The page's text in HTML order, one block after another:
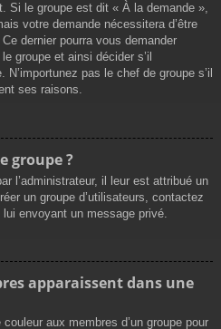
Si le groupe est dit « À la demande »,
votre demande nécessitera d’être
dernier pourra vous demander
groupe et ainsi décider s’il
pas le chef de groupe s’il
ses raisons.
groupe ?
l’administrateur, il leur est attribué un
un groupe d’utilisateurs, contactez
lui envoyant un message privé.
apparaissent dans une
aux membres d’un groupe pour